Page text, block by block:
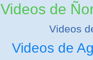
Videos de
Videos
Videos de